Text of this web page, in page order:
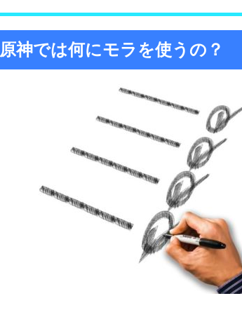
原神では何にモラを使うの？